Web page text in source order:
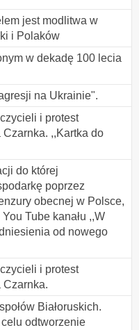
jest modlitwa w
i Polaków
w dekadę 100 lecia
na Ukrainie".
i protest
Czarnka. ,,Kartka do
do której
poprzez
obecnej w Polsce,
Tube kanału ,,W
od nowego
i protest
Czarnka.
Białoruskich.
odtworzenie